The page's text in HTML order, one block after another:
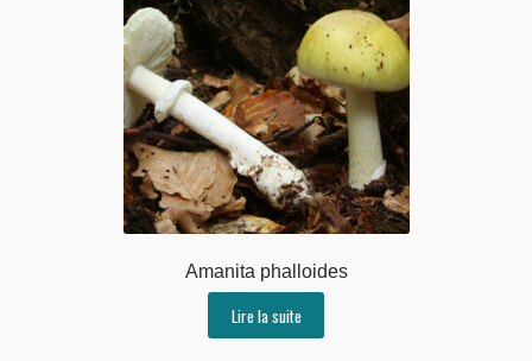
Amanita phalloides
Lire la suite